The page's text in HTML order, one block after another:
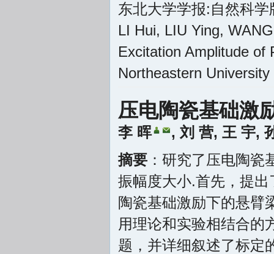
东北大学学报:自然科
LI Hui, LIU Ying,
Excitation Amplitude of
Northeastern
压电陶瓷基础激
李 晖 , 刘 营, 王 宇,
摘要 ：研究了压电陶
振幅度大小.首先，提
陶瓷基础激励下的悬臂
用理论和实验相结合的
题，并详细叙述了标定